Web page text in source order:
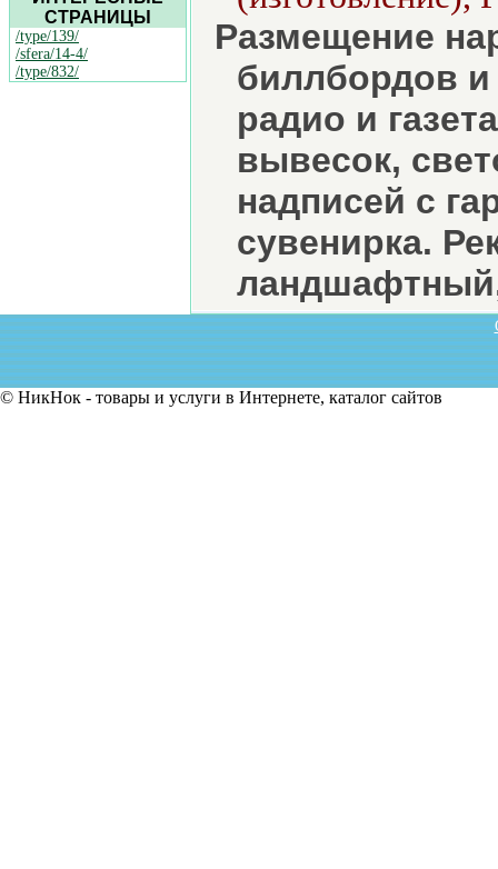
СТРАНИЦЫ
/type/139/
/sfera/14-4/
/type/832/
Размещение
биллбордов
радио и
вывесок,
надписей с
сувенирка.
© НикНок - товары и услуги в Интернете, каталог сайтов